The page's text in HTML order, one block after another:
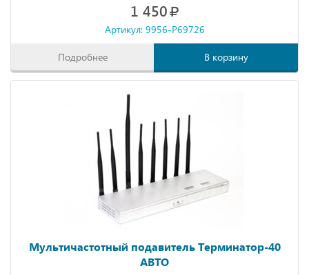
1 450
Артикул: 9956-P69726
Подробнее В корзину
Мультичастотный подавитель Терминатор-40
АВТО